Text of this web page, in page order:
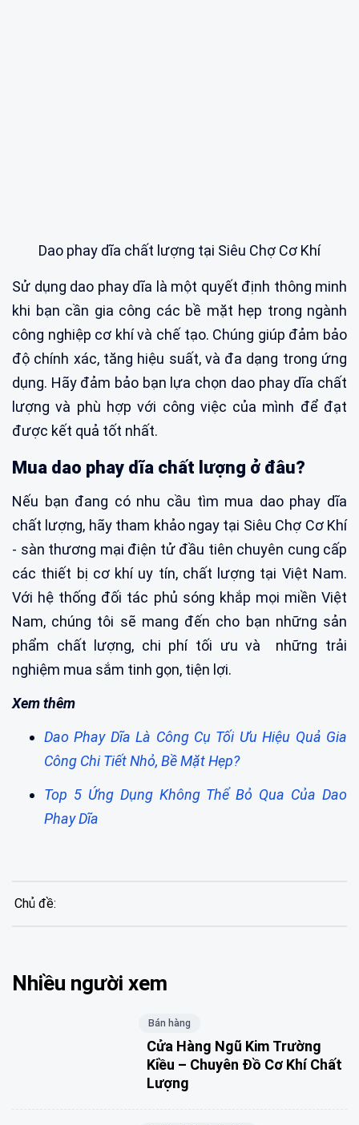
Dao phay dĩa chất lượng tại Siêu Chợ Cơ Khí
Sử dụng dao phay dĩa là một quyết định thông minh
khi bạn cần gia công các bề mặt hẹp trong ngành
công nghiệp cơ khí và chế tạo. Chúng giúp đảm bảo
độ chính xác, tăng hiệu suất, và đa dạng trong ứng
dụng. Hãy đảm bảo bạn lựa chọn dao phay dĩa chất
lượng và phù hợp với công việc của mình để đạt
được kết quả tốt nhất.
Mua dao phay dĩa chất lượng ở đâu?
Nếu bạn đang có nhu cầu tìm mua dao phay dĩa
chất lượng, hãy tham khảo ngay tại Siêu Chợ Cơ Khí
- sàn thương mại điện tử đầu tiên chuyên cung cấp
các thiết bị cơ khí uy tín, chất lượng tại Việt Nam.
Với hệ thống đối tác phủ sóng khắp mọi miền Việt
Nam, chúng tôi sẽ mang đến cho bạn những sản
phẩm chất lượng, chi phí tối ưu và những trải
nghiệm mua sắm tinh gọn, tiện lợi.
Xem thêm
Dao Phay Dĩa Là Công Cụ Tối Ưu Hiệu Quả Gia
Công Chi Tiết Nhỏ, Bề Mặt Hẹp?
Top 5 Ứng Dụng Không Thể Bỏ Qua Của Dao
Phay Dĩa
Chủ đề:
Nhiều người xem
Bán hàng
Cửa Hàng Ngũ Kim Trường
Kiều – Chuyên Đồ Cơ Khí Chất
Lượng